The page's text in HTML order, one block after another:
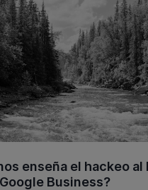
enseña el hackeo al
Business?